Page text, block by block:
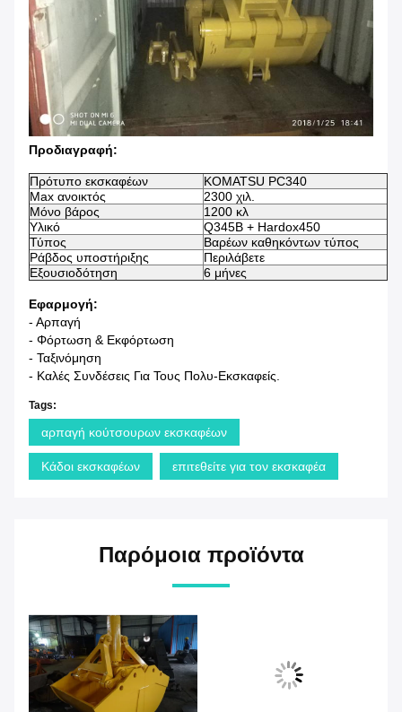
Προδιαγραφή:
Πρότυπο εκσκαφέων
KOMATSU PC340
Max ανοικτός
2300 χιλ.
Μόνο βάρος
1200 κλ
Υλικό
Q345B + Hardox450
Τύπος
Βαρέων καθηκόντων τύπος
Ράβδος υποστήριξης
Περιλάβετε
Εξουσιοδότηση
6 μήνες
Εφαρμογή:
- Αρπαγή
- Φόρτωση & Εκφόρτωση
- Ταξινόμηση
- Καλές Συνδέσεις Για Τους Πολυ-Εκσκαφείς.
Tags:
αρπαγή κούτσουρων εκσκαφέων
Κάδοι εκσκαφέων επιτεθείτε για τον εκσκαφέα
Παρόμοια προϊόντα